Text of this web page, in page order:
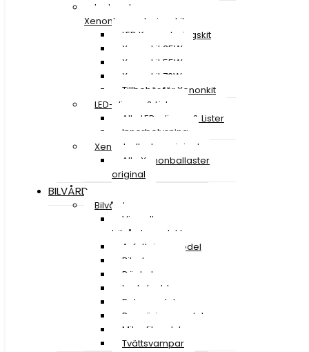
Led- och
Xenonkonverteringskit
LED Konverteringskit
Xenonkit 35W
Xenonkit 55W
Xenonkit 70W
Tillbehör för Xenonkit
LED-slingor & Lister
Alla LED-slingor & Lister
Innerbelysning
Xenonballaster original
Alla Xenonballaster
original
BILVÅRD
Bilvård
Visa alla
bilvårdsprodukter
Avfettningsmedel
Bilschampo
Däckglans
Lackskydd
Polermedel
Rengöringsmedel
Mikrofiberdukar
Tvättsvampar